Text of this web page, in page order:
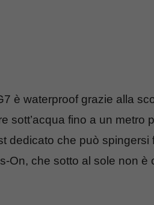
è waterproof grazie alla
sott’acqua fino a un metro
dedicato che può spingersi
On, che sotto al sole non è